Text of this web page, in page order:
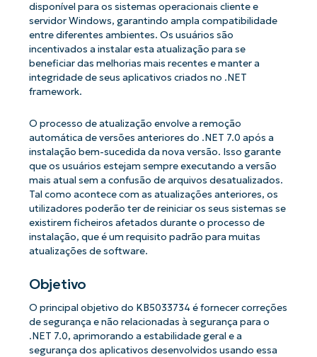
disponível para os sistemas operacionais cliente e
servidor Windows, garantindo ampla compatibilidade
entre diferentes ambientes. Os usuários são
incentivados a instalar esta atualização para se
beneficiar das melhorias mais recentes e manter a
integridade de seus aplicativos criados no .NET
framework.
O processo de atualização envolve a remoção
automática de versões anteriores do .NET 7.0 após a
instalação bem-sucedida da nova versão. Isso garante
que os usuários estejam sempre executando a versão
mais atual sem a confusão de arquivos desatualizados.
Tal como acontece com as atualizações anteriores, os
utilizadores poderão ter de reiniciar os seus sistemas se
existirem ficheiros afetados durante o processo de
instalação, que é um requisito padrão para muitas
atualizações de software.
Objetivo
O principal objetivo do KB5033734 é fornecer correções
de segurança e não relacionadas à segurança para o
.NET 7.0, aprimorando a estabilidade geral e a
segurança dos aplicativos desenvolvidos usando essa